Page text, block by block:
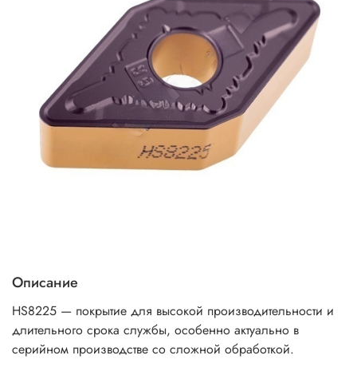
Описание
HS8225 — покрытие для высокой производительности и
длительного срока службы, особенно актуально в
серийном производстве со сложной обработкой.